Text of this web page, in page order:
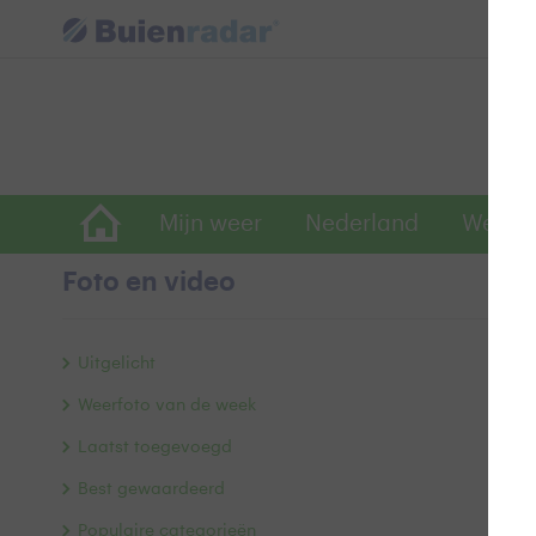
Mijn weer Nederland
Foto en video
Uitgelicht
Weerfoto van de week
Laatst toegevoegd
Best gewaardeerd
Populaire categorieën